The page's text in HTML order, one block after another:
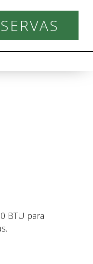
BTU para